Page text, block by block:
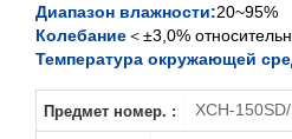
Диапазон влажности:20~95%
Колебание＜±3,0%
Температура окружающей
Предмет номер. : XCH-